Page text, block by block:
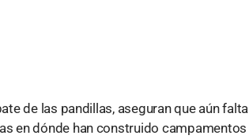
de las pandillas, aseguran que aún falta
en dónde han construido campamentos